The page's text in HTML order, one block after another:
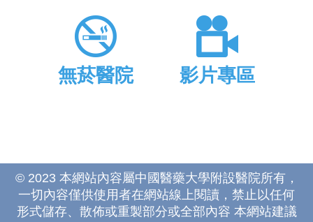
無菸醫院 影片專區
© 2023 本網站內容屬中國醫藥大學附設醫院所有，
一切內容僅供使用者在網站線上閱讀，禁止以任何
形式儲存、散佈或重製部分或全部內容 本網站建議